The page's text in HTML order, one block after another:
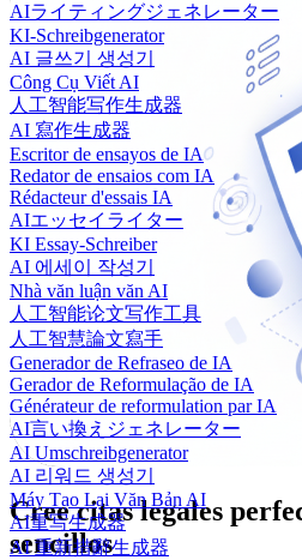
AIライティングジェネレーター
KI-Schreibgenerator
AI 글쓰기 생성기
Công Cụ Viết AI
人工智能写作生成器
AI 寫作生成器
Escritor de ensayos de IA
Redator de ensaios com IA
Rédacteur d'essais IA
AIエッセイライター
KI Essay-Schreiber
AI 에세이 작성기
Nhà văn luận văn AI
人工智能论文写作工具
人工智慧論文寫手
Generador de Refraseo de IA
Gerador de Reformulação de IA
Générateur de reformulation par IA
AI言い換えジェネレーター
AI Umschreibgenerator
AI 리워드 생성기
Máy Tạo Lại Văn Bản AI
AI重写生成器
AI 重新措辭生成器
Cree citas legales
sencillos